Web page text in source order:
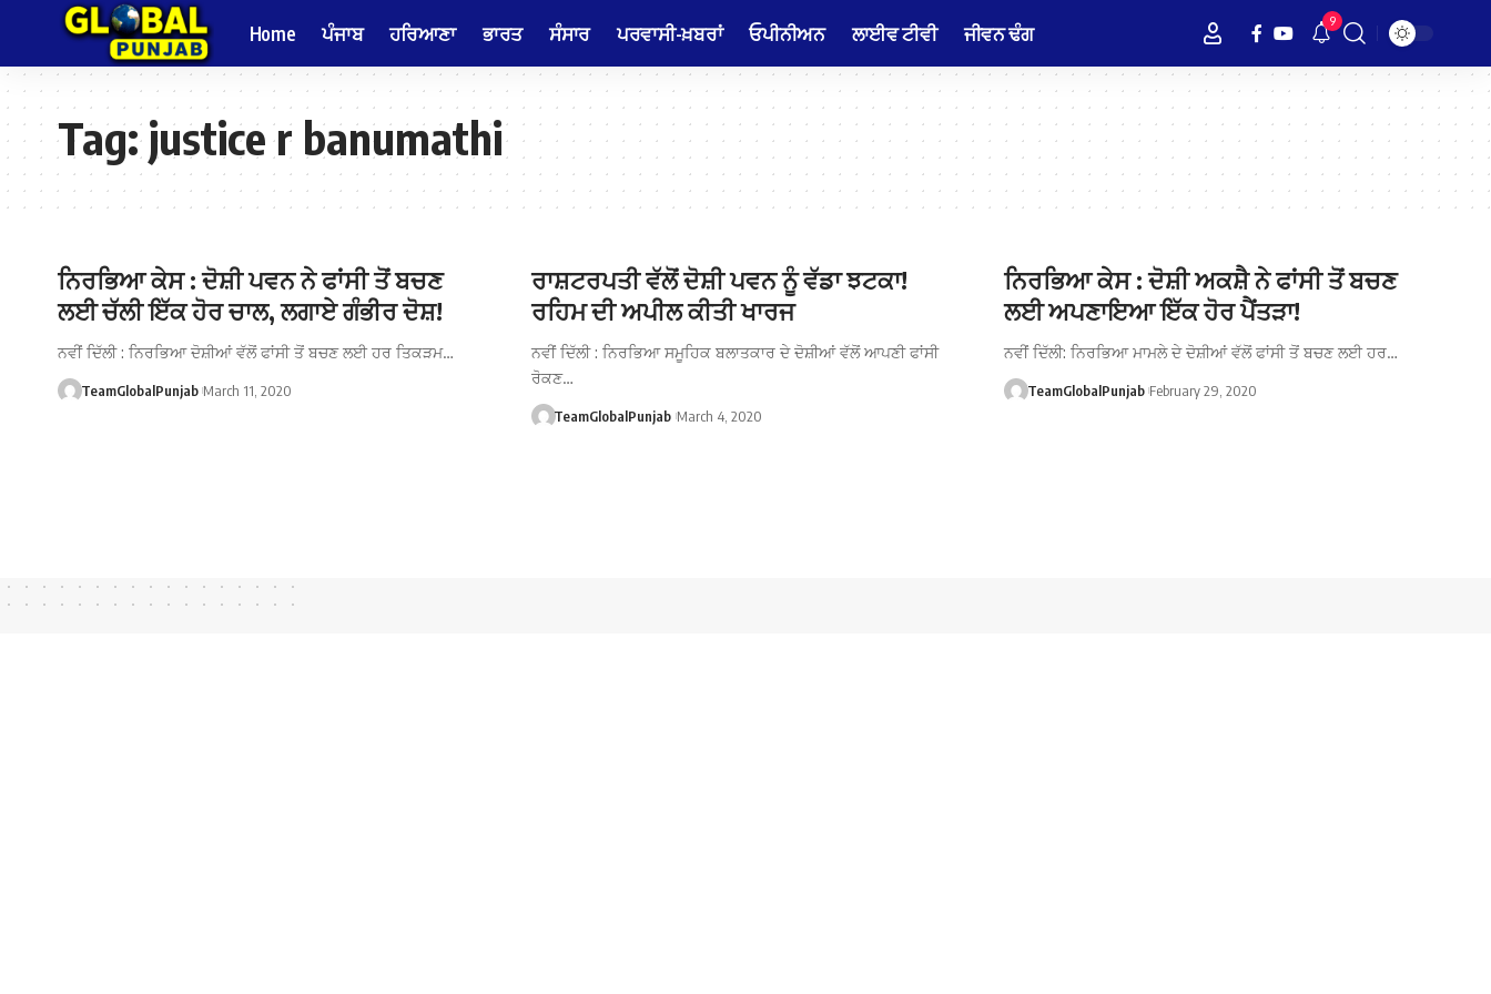
Home ਪੰਜਾਬ ਹਰਿਆਣਾ ਭਾਰਤ ਸੰਸਾਰ ਪਰਵਾਸੀ-ਖ਼ਬਰਾਂ ਓਪੀਨੀਅਨ ਲਾਈਵ ਟੀਵੀ ਜੀਵਨ ਢੰਗ 9
Tag:justice r banumathi
ਨਿਰਭਿਆ ਕੇਸ : ਦੋਸ਼ੀ ਪਵਨ ਨੇ ਫਾਂਸੀ ਤੋਂ ਬਚਣ
ਲਈ ਚੱਲੀ ਇੱਕ ਹੋਰ ਚਾਲ, ਲਗਾਏ ਗੰਭੀਰ ਦੋਸ਼!
ਨਵੀਂ ਦਿੱਲੀ : ਨਿਰਭਿਆ ਦੋਸ਼ੀਆਂ ਵੱਲੋਂ ਫਾਂਸੀ ਤੋਂ ਬਚਣ ਲਈ ਹਰ ਤਿਕੜਮ…
TeamGlobalPunjab March 11, 2020
ਰਾਸ਼ਟਰਪਤੀ ਵੱਲੋਂ ਦੋਸ਼ੀ ਪਵਨ ਨੂੰ ਵੱਡਾ ਝਟਕਾ!
ਰਹਿਮ ਦੀ ਅਪੀਲ ਕੀਤੀ ਖਾਰਜ
ਨਵੀਂ ਦਿੱਲੀ : ਨਿਰਭਿਆ ਸਮੂਹਿਕ ਬਲਾਤਕਾਰ ਦੇ ਦੋਸ਼ੀਆਂ ਵੱਲੋਂ ਆਪਣੀ ਫਾਂਸੀ
ਰੋਕਣ…
TeamGlobalPunjab March 4, 2020
ਨਿਰਭਿਆ ਕੇਸ : ਦੋਸ਼ੀ ਅਕਸ਼ੈ ਨੇ ਫਾਂਸੀ ਤੋਂ ਬਚਣ
ਲਈ ਅਪਣਾਇਆ ਇੱਕ ਹੋਰ ਪੈਂਤੜਾ!
ਨਵੀਂ ਦਿੱਲੀ: ਨਿਰਭਿਆ ਮਾਮਲੇ ਦੇ ਦੋਸ਼ੀਆਂ ਵੱਲੋਂ ਫਾਂਸੀ ਤੋਂ ਬਚਣ ਲਈ ਹਰ…
TeamGlobalPunjab February 29, 2020